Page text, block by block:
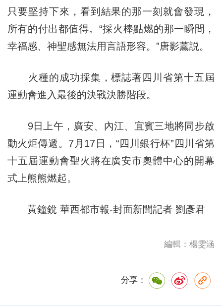
只要堅持下來，看到結果的那一刻就會發現，
所有的付出都值得。“採火棒點燃的那一瞬間，
幸福感、神聖感無法用言語形容。”唐影薰説。
火種的成功採集，標誌著四川省第十五屆
運動會進入最後的決戰決勝階段。
9日上午，廣安、內江、宜賓三地將同步啟
動火炬傳遞。7月17日，“四川銀行杯”四川省第
十五屆運動會聖火將在廣安市奧體中心的開幕
式上熊熊燃起。
黃鐘銳 華西都市報-封面新聞記者 劉彥君
編輯：楊雯涵
分享：